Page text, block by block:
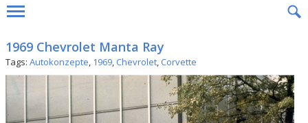
1969 Chevrolet Manta Ray
Tags: Autokonzepte, 1969, Chevrolet, Corvette